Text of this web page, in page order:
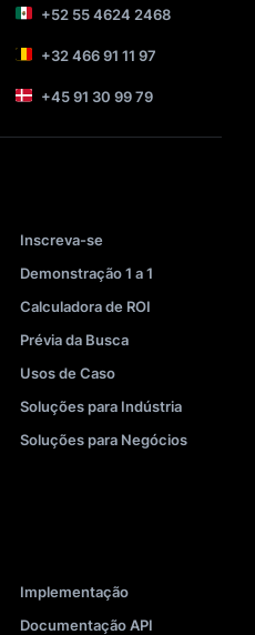
+52 55 4624 2468
+32 466 91 11 97
+45 91 30 99 79
Inscreva-se
Demonstração 1 a 1
Calculadora de ROI
Prévia da Busca
Usos de Caso
Soluções para Indústria
Soluções para Negócios
Implementação
Documentação API